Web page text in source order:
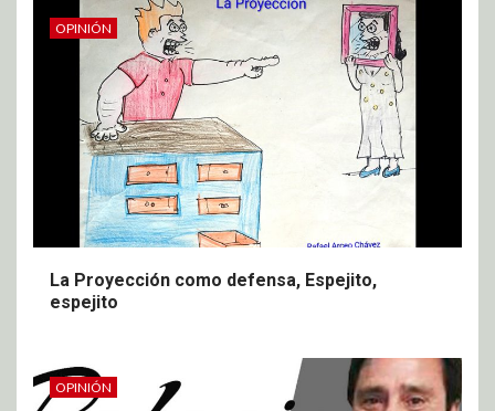
OPINIÓN
La Proyección como defensa, Espejito,
espejito
OPINIÓN